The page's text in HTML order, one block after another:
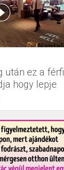
után ez a férfi
hogy lepje